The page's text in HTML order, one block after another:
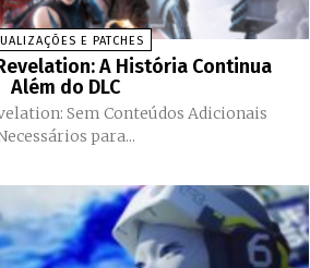
E PATCHES
A História Continua
Além do DLC
Sem Conteúdos Adicionais
para...